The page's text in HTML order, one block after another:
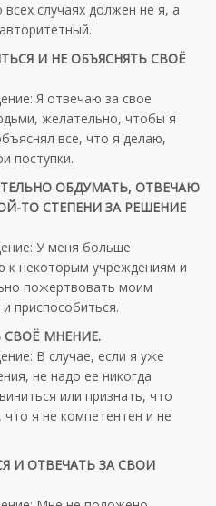
случаях должен не я, а
И НЕ ОБЪЯСНЯТЬ СВОЁ
Я отвечаю за свое
желательно, чтобы я
все, что я делаю,
поступки.
ОБДУМАТЬ, ОТВЕЧАЮ
ТО СТЕПЕНИ ЗА РЕШЕНИЕ
У меня больше
к некоторым учреждениям и
пожертвовать моим
приспособиться.
МНЕНИЕ.
В случае, если я уже
не надо ее никогда
или признать, что
я не компетентен и не
И ОТВЕЧАТЬ ЗА СВОИ